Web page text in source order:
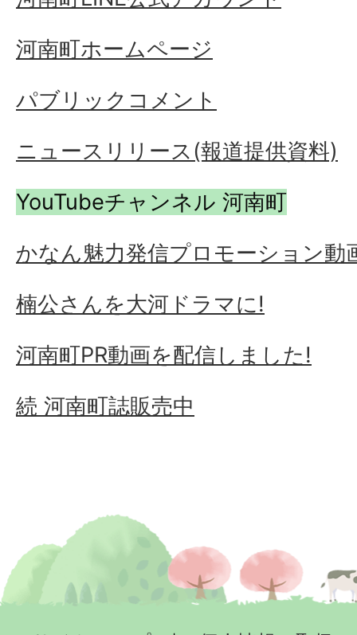
河南町ホームページ
パブリックコメント
ニュースリリース(報道提供資料)
YouTubeチャンネル 河南町
かなん魅力発信プロモーション動
楠公さんを大河ドラマに!
河南町PR動画を配信しました!
続 河南町誌販売中